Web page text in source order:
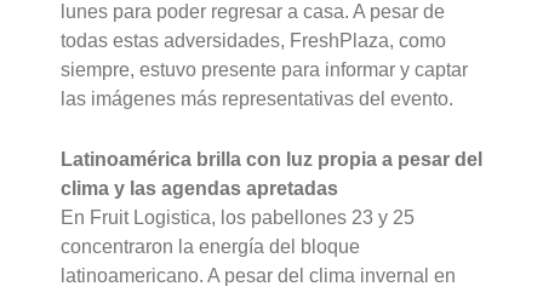
lunes para poder regresar a casa. A pesar de
todas estas adversidades, FreshPlaza, como
siempre, estuvo presente para informar y captar
las imágenes más representativas del evento.
Latinoamérica brilla con luz propia a pesar del
clima y las agendas apretadas
En Fruit Logistica, los pabellones 23 y 25
concentraron la energía del bloque
latinoamericano. A pesar del clima invernal en